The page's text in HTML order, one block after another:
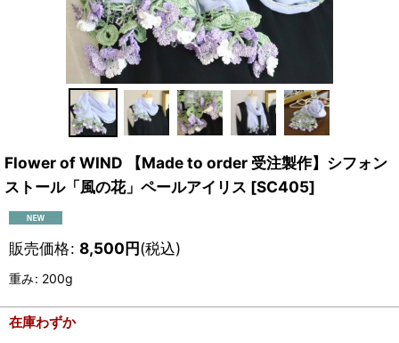
Flower of WIND 【Made to order 受注製作】シフォン
ストール「風の花」ペールアイリス [SC405]
販売価格: 8,500円(税込)
重み: 200g
在庫わずか